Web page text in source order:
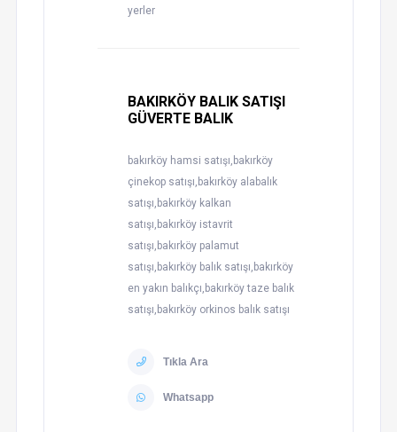
yerler
BAKIRKÖY BALIK SATIŞI
GÜVERTE BALIK
bakırköy hamsi satışı,bakırköy
çinekop satışı,bakırköy alabalık
satışı,bakırköy kalkan
satışı,bakırköy istavrit
satışı,bakırköy palamut
satışı,bakırköy balık satışı,bakırköy
en yakın balıkçı,bakırköy taze balık
satışı,bakırköy orkinos balık satışı
Tıkla Ara
Whatsapp